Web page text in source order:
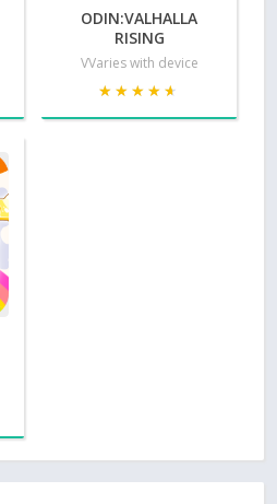
ODIN:VALHALLA
RISING
VVaries with device
★★★★★
★★★★★